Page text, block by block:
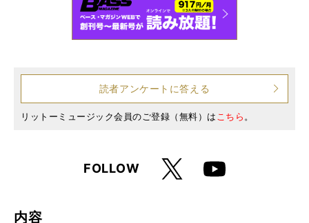
読者アンケートに答える
リットーミュージック会員のご登録（無料）はこちら。
FOLLOW Youtube
内容